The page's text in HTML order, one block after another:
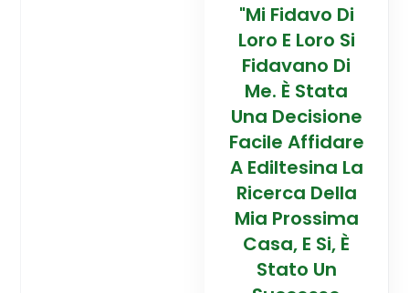
"Mi Fidavo Di
Loro E Loro Si
Fidavano Di
Me. È Stata
Una Decisione
Facile Affidare
A Ediltesina La
Ricerca Della
Mia Prossima
Casa, E Si, È
Stato Un